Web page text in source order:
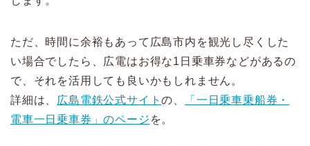
ただ、時間に余裕もあって広島市内を観光し尽くした
い場合でしたら、広電はお得な1日乗車券などがあるの
で、それを活用しても良いかもしれません。
詳細は、
広島電鉄公式サイトの、
「一日乗車乗船券・
電車一日乗車券」のページ を。